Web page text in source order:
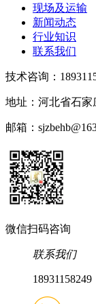
现场及运输
新闻动态
行业知识
联系我们
技术咨询：
地址：河北省石
邮箱：
微信扫码咨询
联系我们
18931158249